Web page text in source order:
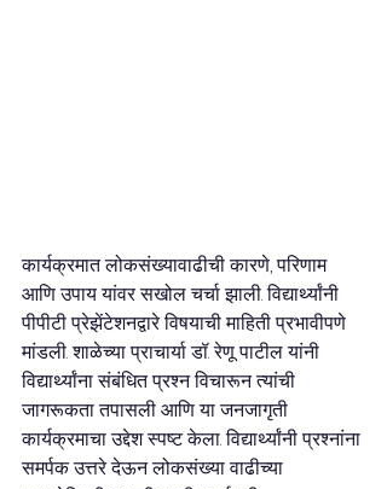
कार्यक्रमात लोकसंख्यावाढीची कारणे, परिणाम
आणि उपाय यांवर सखोल चर्चा झाली. विद्यार्थ्यांनी
पीपीटी प्रेझेंटेशनद्वारे विषयाची माहिती प्रभावीपणे
मांडली. शाळेच्या प्राचार्या डॉ. रेणू पाटील यांनी
विद्यार्थ्यांना संबंधित प्रश्न विचारून त्यांची
जागरूकता तपासली आणि या जनजागृती
कार्यक्रमाचा उद्देश स्पष्ट केला. विद्यार्थ्यांनी प्रश्नांना
समर्पक उत्तरे देऊन लोकसंख्या वाढीच्या